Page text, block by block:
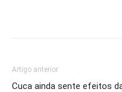
Artigo anterior
Cuca ainda sente efeitos